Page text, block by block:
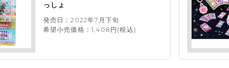
っしょ
発売日：2022年7月下旬
希望小売価格：1,408円(税込)